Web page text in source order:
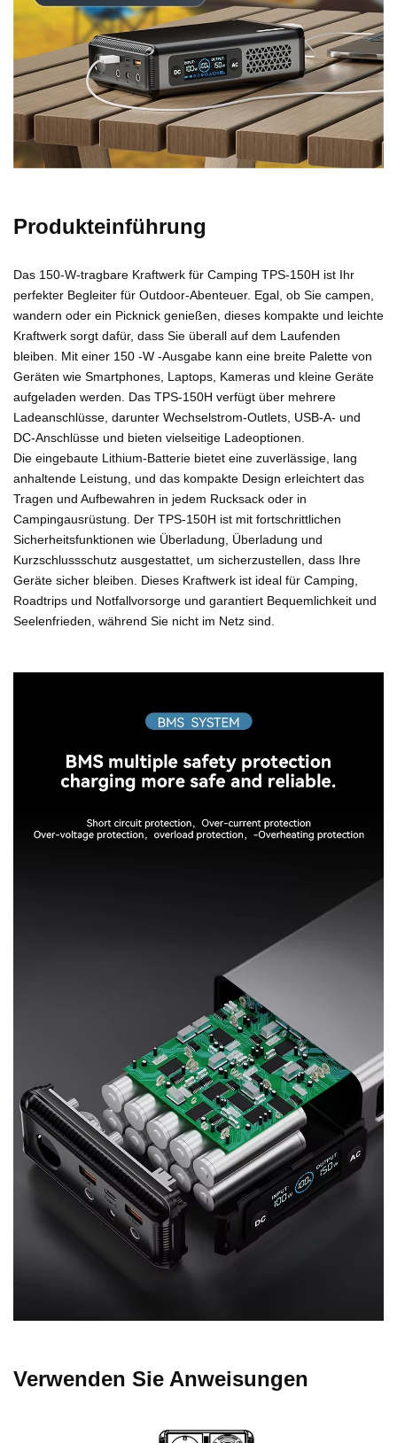
Produkteinführung
Das 150-W-tragbare Kraftwerk für Camping TPS-150H ist Ihr
perfekter Begleiter für Outdoor-Abenteuer. Egal, ob Sie campen,
wandern oder ein Picknick genießen, dieses kompakte und leichte
Kraftwerk sorgt dafür, dass Sie überall auf dem Laufenden
bleiben. Mit einer 150 -W -Ausgabe kann eine breite Palette von
Geräten wie Smartphones, Laptops, Kameras und kleine Geräte
aufgeladen werden. Das TPS-150H verfügt über mehrere
Ladeanschlüsse, darunter Wechselstrom-Outlets, USB-A- und
DC-Anschlüsse und bieten vielseitige Ladeoptionen.
Die eingebaute Lithium-Batterie bietet eine zuverlässige, lang
anhaltende Leistung, und das kompakte Design erleichtert das
Tragen und Aufbewahren in jedem Rucksack oder in
Campingausrüstung. Der TPS-150H ist mit fortschrittlichen
Sicherheitsfunktionen wie Überladung, Überladung und
Kurzschlussschutz ausgestattet, um sicherzustellen, dass Ihre
Geräte sicher bleiben. Dieses Kraftwerk ist ideal für Camping,
Roadtrips und Notfallvorsorge und garantiert Bequemlichkeit und
Seelenfrieden, während Sie nicht im Netz sind.
Verwenden Sie Anweisungen